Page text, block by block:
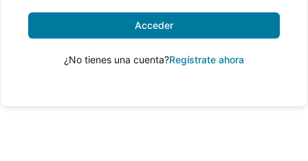
Acceder
¿No tienes una cuenta?Regístrate ahora